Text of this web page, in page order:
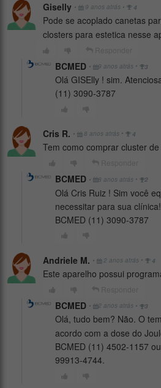
Giselly • 9 anos atrás • 4
Pode se acoplado canetas
closters para estetica nesse
BCMED • 9 anos atrás • 3
Olá GISElly ! sim.
(11) 3090-3787
Cris R. • 8 anos atrás • 4
Tem como comprar cluster
BCMED • 8 anos atrás • 2
Olá Cris Ruiz ! Sim você
necessitar para sua
BCMED (11) 3090-3787
Andriele M. • 2 anos atrás • 4
Este aparelho possui
BCMED • 2 anos atrás • 3
Olá, tudo bem? Não. O
acordo com a dose do
BCMED (11) 4502-1157
99913-4744.